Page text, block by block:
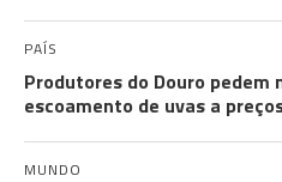
PAÍS
Produtores do Douro pedem
escoamento de uvas a
MUNDO